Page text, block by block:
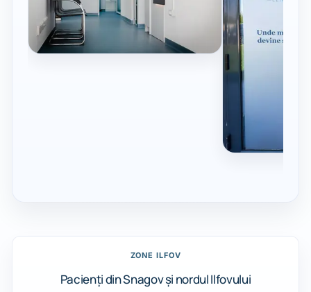
ZONE ILFOV
Pacienți din Snagov și nordul Ilfovului